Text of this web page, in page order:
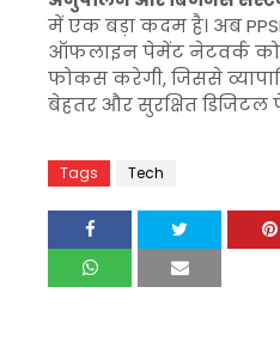
में एक बड़ा कदम है। अब
ऑफलाइन पेमेंट नेटवर्क को
फोकस करेगी, जिससे
बेहतर और सुरक्षित
Tags Tech